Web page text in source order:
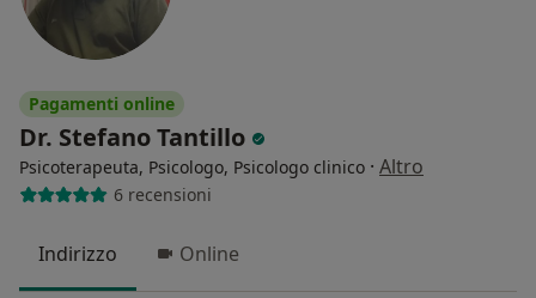
Pagamenti online
Dr. Stefano Tantillo
Psicoterapeuta, Psicologo, Psicologo clinico · Altro
6 recensioni
Indirizzo Online